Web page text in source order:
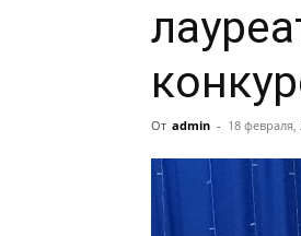
От admin - 18 февраля,